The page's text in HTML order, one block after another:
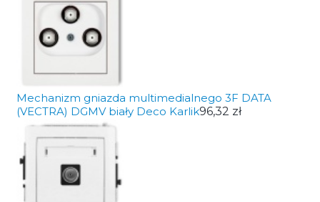
Mechanizm gniazda multimedialnego 3F DATA
(VECTRA) DGMV biały Deco Karlik96,32 zł